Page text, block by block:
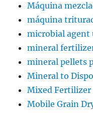
Máquina
máquina
microbial
mineral
mineral pellets
Mineral to
Mixed Fertilizer
Mobile Grain